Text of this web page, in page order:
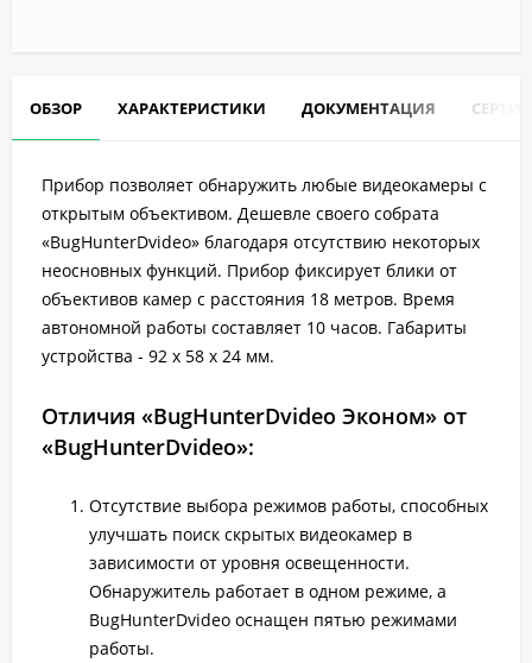
ОБЗОР ХАРАКТЕРИСТИКИ ДОКУМЕНТАЦИЯ
Прибор позволяет обнаружить любые видеокамеры с
открытым объективом. Дешевле своего собрата
«BugHunterDvideo» благодаря отсутствию некоторых
неосновных функций. Прибор фиксирует блики от
объективов камер с расстояния 18 метров. Время
автономной работы составляет 10 часов. Габариты
устройства - 92 х 58 х 24 мм.
Отличия «BugHunterDvideo Эконом» от
«BugHunterDvideo»:
Отсутствие выбора режимов работы, способных
улучшать поиск скрытых видеокамер в
зависимости от уровня освещенности.
Обнаружитель работает в одном режиме, а
BugHunterDvideo оснащен пятью режимами
работы.